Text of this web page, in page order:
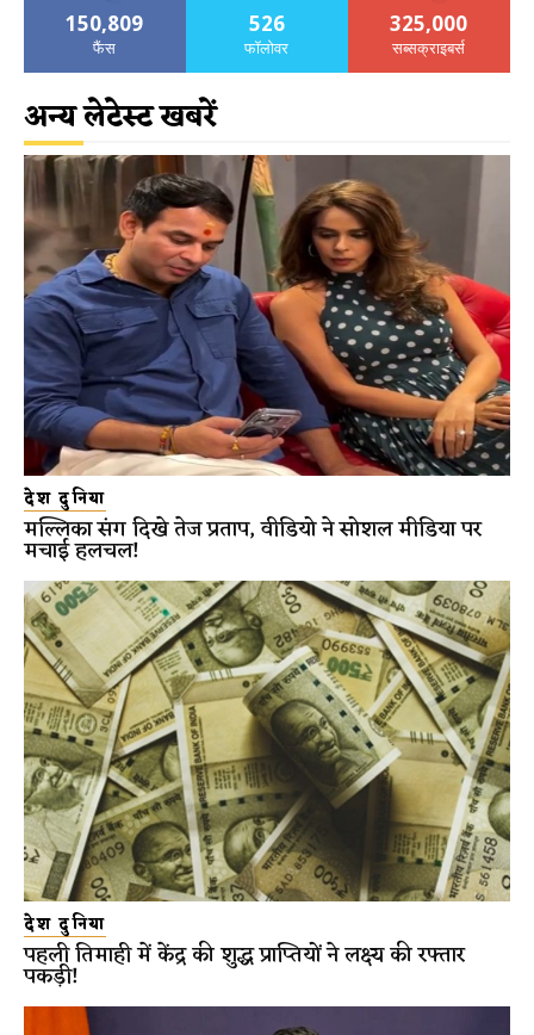
150,809
फैंस
526
फॉलोवर
325,000
सब्सक्राइबर्स
अन्य लेटेस्ट खबरें
देश दुनिया
मल्लिका संग दिखे तेज प्रताप, वीडियो ने सोशल मीडिया पर
मचाई हलचल!
देश दुनिया
पहली तिमाही में केंद्र की शुद्ध प्राप्तियों ने लक्ष्य की रफ्तार
पकड़ी!